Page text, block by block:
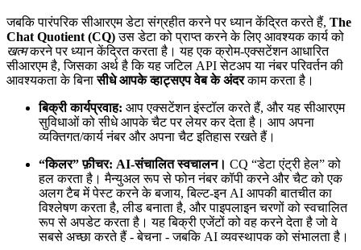
जबकि पारंपरिक सीआरएम डेटा संग्रहीत करने पर ध्यान केंद्रित करते हैं, The
Chat Quotient (CQ)उस डेटा को प्राप्त करने के लिए आवश्यक कार्य को
खत्मकरने पर ध्यान केंद्रित करता है। यह एक क्रोम-एक्सटेंशन आधारित
सीआरएम है, जिसका अर्थ है कि यह जटिल API सेटअप या नंबर परिवर्तन की
आवश्यकता के बिनासीधे आपके व्हाट्सएप वेब के अंदरकाम करता है।
बिक्री कार्यप्रवाह: आप एक्सटेंशन इंस्टॉल करते हैं, और यह सीआरएम
सुविधाओं को सीधे आपके चैट पर लेयर कर देता है। आप अपना
व्यक्तिगत/कार्य नंबर और अपना चैट इतिहास रखते हैं।
“किलर” फ़ीचर: AI-संचालित स्वचालन। CQ “डेटा एंट्री हेल” को
हल करता है। मैन्युअल रूप से फोन नंबर कॉपी करने और चैट को एक
अलग टैब में पेस्ट करने के बजाय, बिल्ट-इन AI आपकी बातचीत का
विश्लेषण करता है, लीड बनाता है, और पाइपलाइन चरणों को स्वचालित
रूप से अपडेट करता है। यह बिक्री एजेंटों को वह करने देता है जो वे
सबसे अच्छा करते हैं - बेचना - जबकि AI व्यवस्थापक को संभालता है।